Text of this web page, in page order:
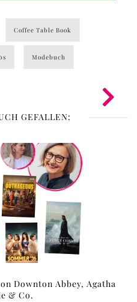
Coffee Table Book
Modebuch
GEFALLEN:
Downton Abbey, Agatha
& Co.